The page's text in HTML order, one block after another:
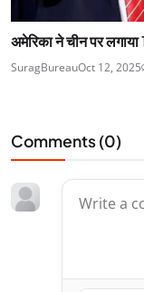
अमेरिका ने चीन पर
SuragBureauOct 12, 2025
Comments (0)